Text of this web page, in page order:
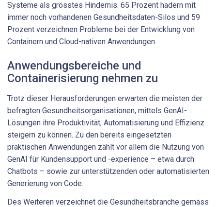
Systeme als grösstes Hindernis. 65 Prozent hadern mit
immer noch vorhandenen Gesundheitsdaten-Silos und 59
Prozent verzeichnen Probleme bei der Entwicklung von
Containern und Cloud-nativen Anwendungen.
Anwendungsbereiche und
Containerisierung nehmen zu
Trotz dieser Herausforderungen erwarten die meisten der
befragten Gesundheitsorganisationen, mittels GenAI-
Lösungen ihre Produktivität, Automatisierung und Effizienz
steigern zu können. Zu den bereits eingesetzten
praktischen Anwendungen zählt vor allem die Nutzung von
GenAI für Kundensupport und -experience – etwa durch
Chatbots – sowie zur unterstützenden oder automatisierten
Generierung von Code.
Des Weiteren verzeichnet die Gesundheitsbranche gemäss